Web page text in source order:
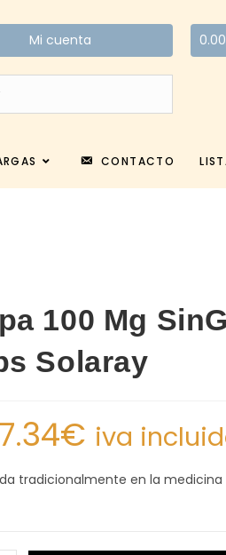
Mi cuenta 0.00
CONTACTO
100 Mg
Solaray
€ iva
tradicionalmente en la